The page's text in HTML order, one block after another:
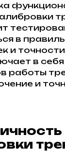
в
и
в
работы
и